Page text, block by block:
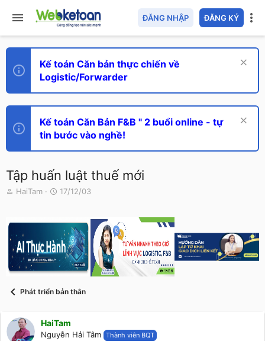
ĐĂNG NHẬP ĐĂNG KÝ
Kế toán Căn bản thực chiến về
Logistic/Forwarder
Kế toán Căn Bản F&B " 2 buổi online - tự
tin bước vào nghề!
Tập huấn luật thuế mới
T
e
a
d
s
a
r
HaiTam
N
y
ử
i
17/12/03
Phát triển bản thân
HaiTam
Nguyễn Hải Tâm Thành viên BQT